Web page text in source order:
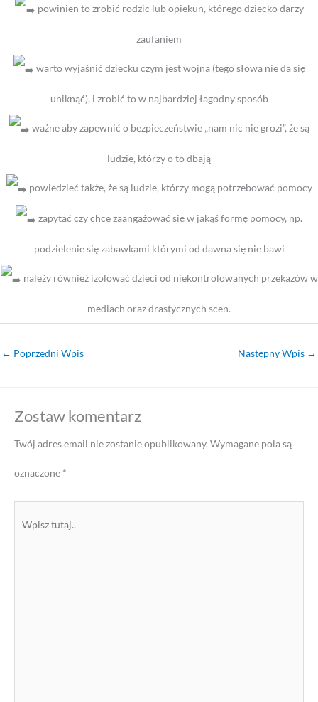
powinien to zrobić rodzic lub opiekun, którego dziecko darzy
zaufaniem
warto wyjaśnić dziecku czym jest wojna (tego słowa nie da się
uniknąć), i zrobić to w najbardziej łagodny sposób
ważne aby zapewnić o bezpieczeństwie „nam nic nie grozi”, że są
ludzie, którzy o to dbają
powiedzieć także, że są ludzie, którzy mogą potrzebować pomocy
zapytać czy chce zaangażować się w jakąś formę pomocy, np.
podzielenie się zabawkami którymi od dawna się nie bawi
należy również izolować dzieci od niekontrolowanych przekazów w
mediach oraz drastycznych scen.
← Poprzedni Wpis Następny Wpis →
Zostaw komentarz
Twój adres email nie zostanie opublikowany. Wymagane pola są
oznaczone *